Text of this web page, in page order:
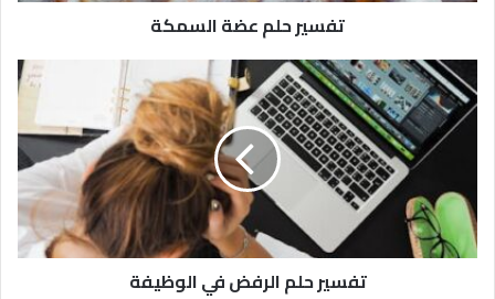
تفسير حلم عضة السمكة
تفسير حلم الرفض في الوظيفة